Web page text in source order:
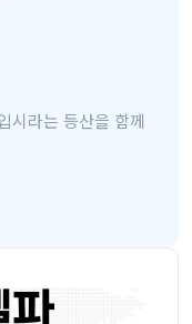
시라는 등산을 함께